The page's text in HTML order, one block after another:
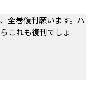
全巻復刊願います。ハ
これも復刊でしょ